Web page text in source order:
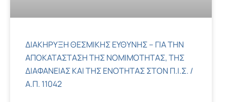
ΔΙΑΚΗΡΥΞΗ ΘΕΣΜΙΚΗΣ ΕΥΘΥΝΗΣ – ΓΙΑ ΤΗΝ
ΑΠΟΚΑΤΑΣΤΑΣΗ ΤΗΣ ΝΟΜΙΜΟΤΗΤΑΣ, ΤΗΣ
ΔΙΑΦΑΝΕΙΑΣ ΚΑΙ ΤΗΣ ΕΝΟΤΗΤΑΣ ΣΤΟΝ Π.Ι.Σ. /
Α.Π. 11042